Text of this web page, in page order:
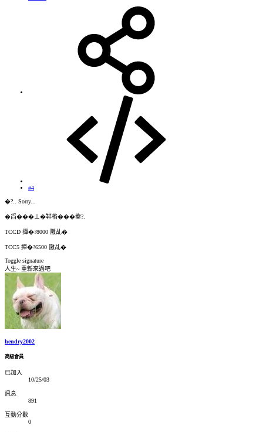
#4
�?.. Sorry...
�舀���⊥�靽格���鈭?.
TCCD 撣�?8000 隞乩�
TCC5 撣�?6500 隞乩�
Toggle signature
人生~ 重新來過吧
hendry2002
高級會員
已加入
10/25/03
訊息
891
互動分數
0